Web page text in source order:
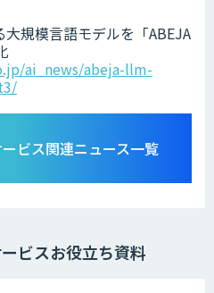
規模言語モデルを「ABEJA
ai_news/abeja-llm-
ビス関連ニュース一覧
ビスお役立ち資料